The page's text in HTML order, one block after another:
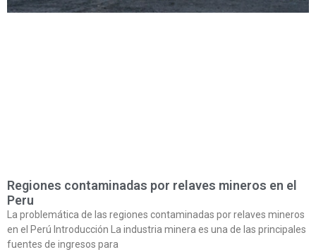
Regiones contaminadas por relaves mineros en el
Peru
La problemática de las regiones contaminadas por relaves mineros
en el Perú Introducción La industria minera es una de las principales
fuentes de ingresos para